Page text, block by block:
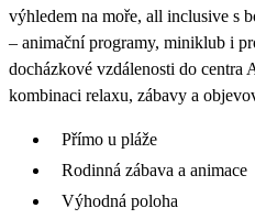
výhledem na moře, all inclusive s
– animační programy, miniklub i
docházkové vzdálenosti do centra
kombinaci relaxu, zábavy a
Přímo u pláže
Rodinná zábava a animace
Výhodná poloha